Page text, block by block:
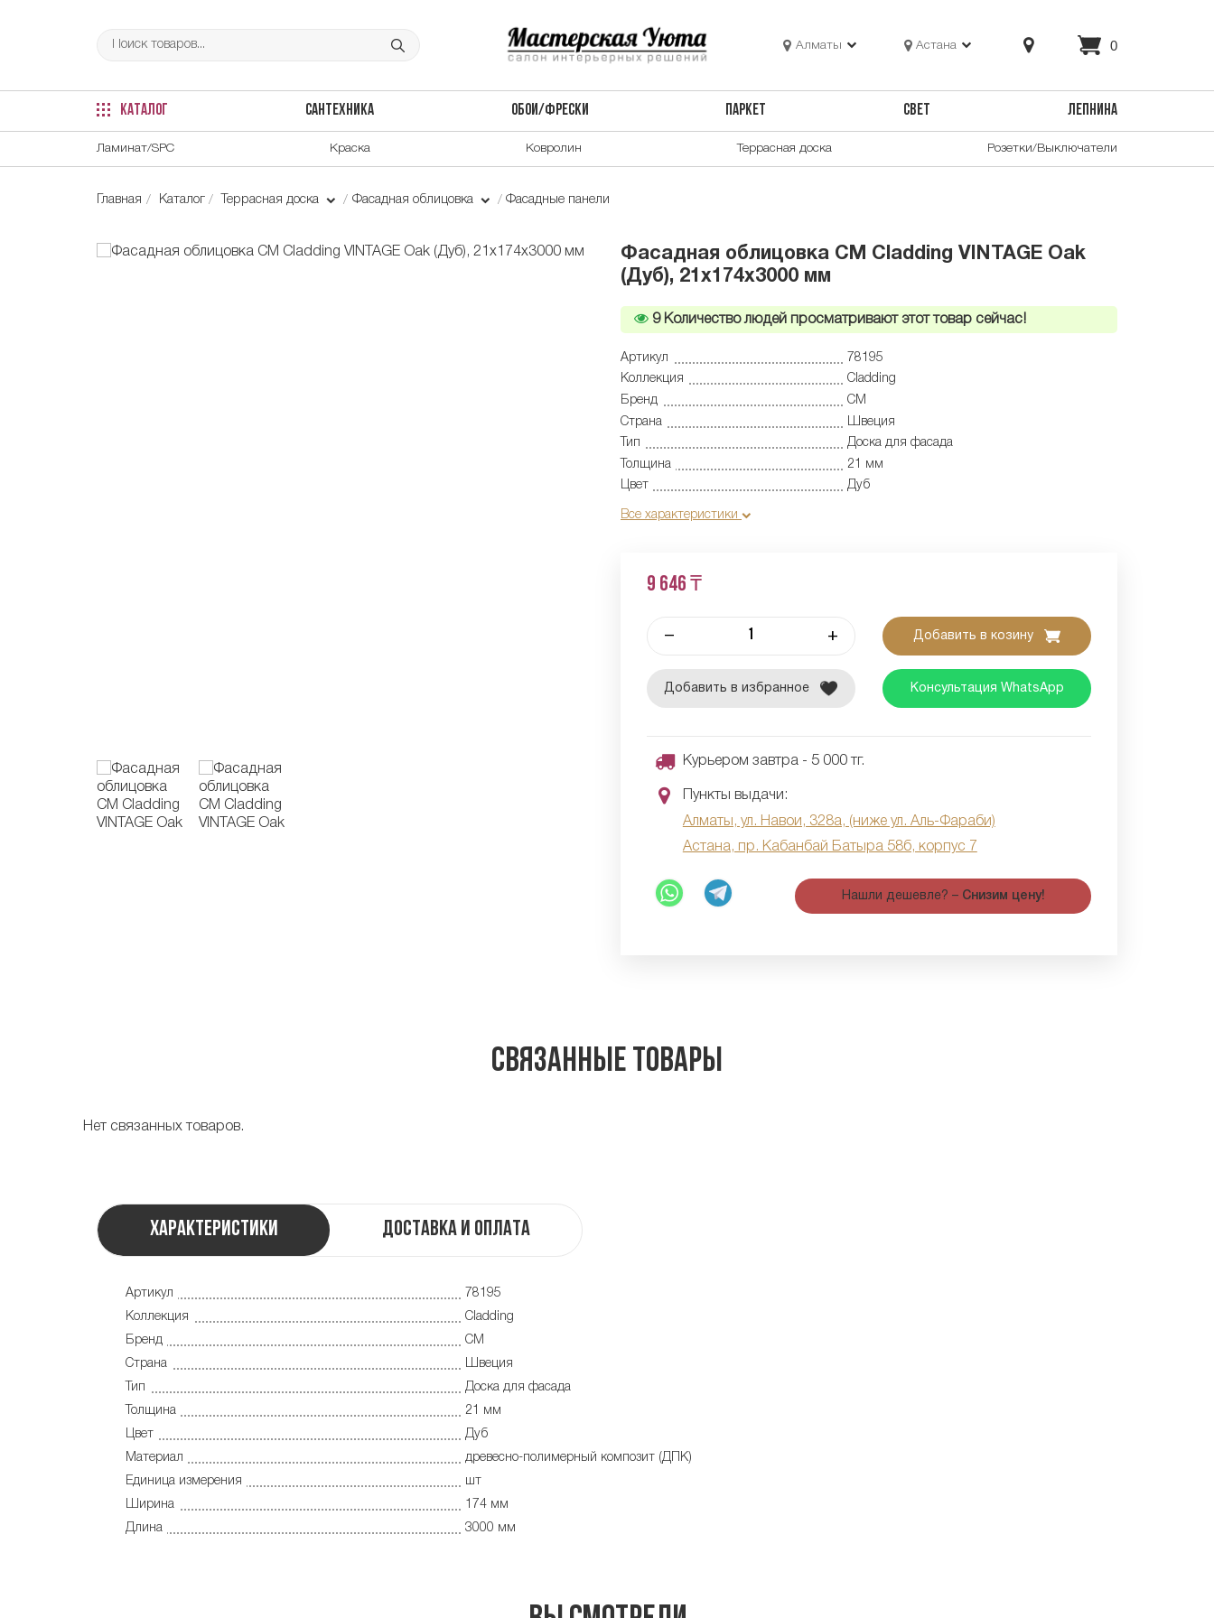
Алматы Астана 0
КАТАЛОГ САНТЕХНИКА ОБОИ/ФРЕСКИ ПАРКЕТ СВЕТ ЛЕПНИНА
Ламинат/SPC Краска Ковролин Террасная доска Розетки/Выключатели
Главная Каталог Террасная доска Фасадная облицовка Фасадные панели
Фасадная облицовка CM Cladding VINTAGE Oak
(Дуб), 21x174x3000 мм
9Количество людей просматривают этот товар сейчас!
Артикул
78195
Коллекция
Cladding
Бренд
CM
Страна
Швеция
Тип
Доска для фасада
Толщина
21 мм
Цвет
Дуб
Все характеристики
9 646 ₸
– + Добавить в козину
Добавить в избранное Консультация WhatsApp
Курьером завтра - 5 000 тг.
Пункты выдачи:
Алматы, ул. Навои, 328а, (ниже ул. Аль-Фараби)
Астана, пр. Кабанбай Батыра 58б, корпус 7
Нашли дешевле? – Снизим цену!
Связанные товары
Нет связанных товаров.
Характеристики Доставка и оплата
Артикул
78195
Коллекция
Cladding
Бренд
CM
Страна
Швеция
Тип
Доска для фасада
Толщина
21 мм
Цвет
Дуб
Материал
древесно-полимерный композит (ДПК)
Единица измерения
шт
Ширина
174 мм
Длина
3000 мм